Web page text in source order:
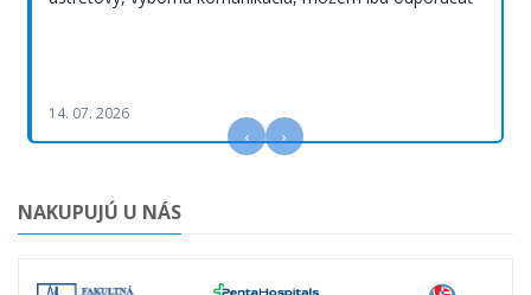
14. 07. 2026
‹ ›
NAKUPUJÚ U NÁS